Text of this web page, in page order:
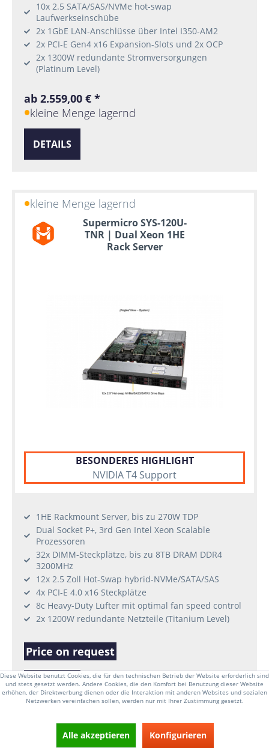
10x 2.5 SATA/SAS/NVMe hot-swap
Laufwerkseinschübe
2x 1GbE LAN-Anschlüsse über Intel I350-AM2
2x PCI-E Gen4 x16 Expansion-Slots und 2x OCP
2x 1300W redundante Stromversorgungen
(Platinum Level)
ab 2.559,00 € *
kleine Menge lagernd
DETAILS
kleine Menge lagernd
Supermicro SYS-120U-
TNR | Dual Xeon 1HE
Rack Server
BESONDERES HIGHLIGHT
NVIDIA T4 Support
1HE Rackmount Server, bis zu 270W TDP
Dual Socket P+, 3rd Gen Intel Xeon Scalable
Prozessoren
32x DIMM-Steckplätze, bis zu 8TB DRAM DDR4
3200MHz
12x 2.5 Zoll Hot-Swap hybrid-NVMe/SATA/SAS
4x PCI-E 4.0 x16 Steckplätze
8c Heavy-Duty Lüfter mit optimal fan speed control
2x 1200W redundante Netzteile (Titanium Level)
Price on request
DETAILS
Diese Website benutzt Cookies, die für den technischen Betrieb der Website erforderlich sind
und stets gesetzt werden. Andere Cookies, die den Komfort bei Benutzung dieser Website
erhöhen, der Direktwerbung dienen oder die Interaktion mit anderen Websites und sozialen
Netzwerken vereinfachen sollen, werden nur mit Ihrer Zustimmung gesetzt.
Alle akzeptieren Konfigurieren